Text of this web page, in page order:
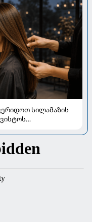
სილამაზის